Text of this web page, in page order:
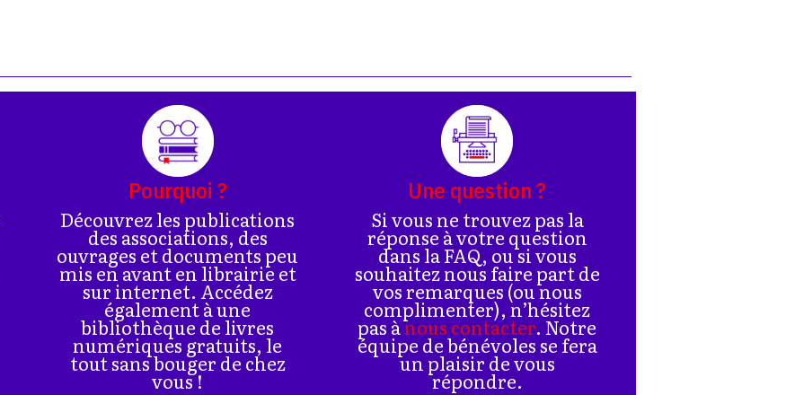
Pourquoi ?
Découvrez les publications
des associations, des
ouvrages et documents peu
mis en avant en librairie et
sur internet. Accédez
également à une
bibliothèque de livres
numériques gratuits, le
tout sans bouger de chez
vous !
Une question ?
Si vous ne trouvez pas la
réponse à votre question
dans la FAQ, ou si vous
souhaitez nous faire part de
vos remarques (ou nous
complimenter), n’hésitez
pas ànous contacter. Notre
équipe de bénévoles se fera
un plaisir de vous
répondre.